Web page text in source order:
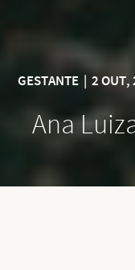
GESTANTE |2 OUT,
Ana